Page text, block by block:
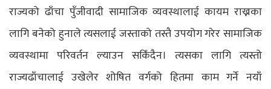
राज्यको ढाँचा पुँजीवादी सामाजिक व्यवस्थालाई कायम राख्नका
लागि बनेको हुनाले त्यसलाई जस्ताको तस्तै उपयोग गरेर सामाजिक
व्यवस्थामा परिवर्तन ल्याउन सकिँदैन। त्यसका लागि त्यस्तो
राज्यढाँचालाई उखेलेर शोषित वर्गको हितमा काम गर्ने नयाँ